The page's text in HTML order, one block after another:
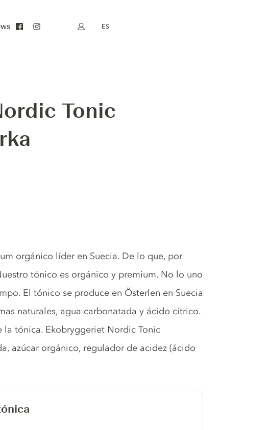
Mi cuenta
ES
Tonic
orgánico líder en Suecia. De lo que, por
tónico es orgánico y premium. No lo uno
El tónico se produce en Österlen en Suecia
naturales, agua carbonatada y ácido cítrico.
la tónica. Ekobryggeriet Nordic Tonic
azúcar orgánico, regulador de acidez (ácido